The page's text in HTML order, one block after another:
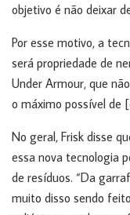
objetivo é não deixar
Por esse motivo, a
será propriedade de
Under Armour, que
o máximo possível de
No geral, Frisk disse
essa nova tecnologia
de resíduos. “Da
muito disso sendo